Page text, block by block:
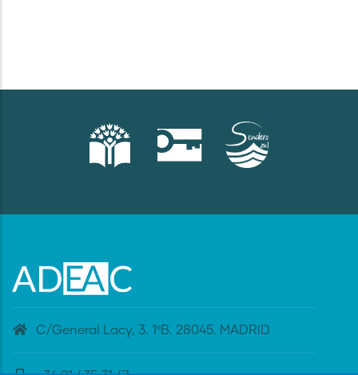
C/General Lacy, 3. 1ºB. 28045. MADRID